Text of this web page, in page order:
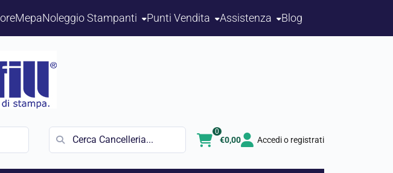
MepaNoleggio Stampanti Punti Vendita Assistenza Blog
€0,00
0
Accedi o registrati